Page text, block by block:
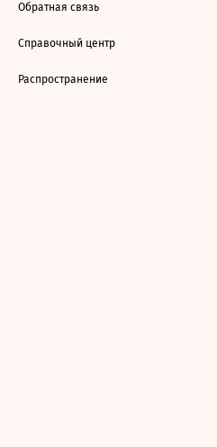
Обратная связь
Справочный центр
Распространение